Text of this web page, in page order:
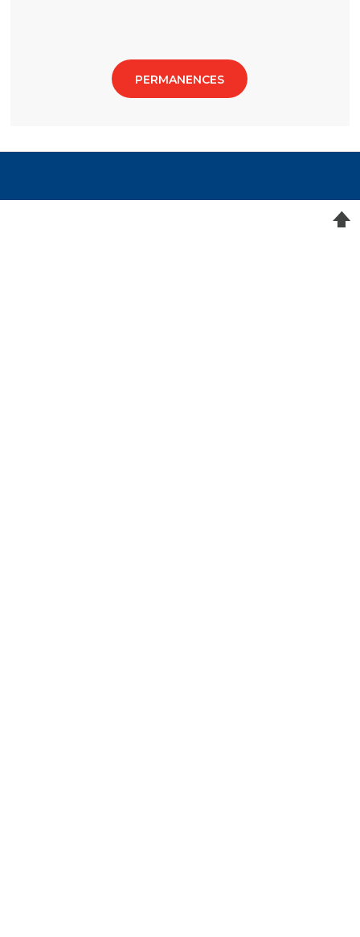
PERMANENCES